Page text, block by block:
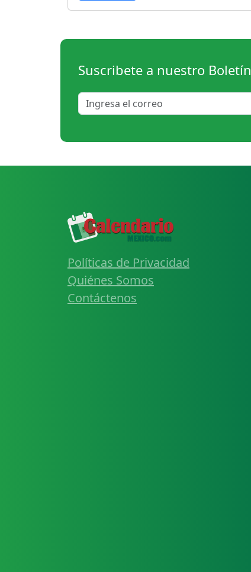
Suscribete a nuestro Boletín
Políticas de Privacidad
Quiénes Somos
Contáctenos